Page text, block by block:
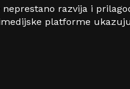
neprestano razvija i
platforme